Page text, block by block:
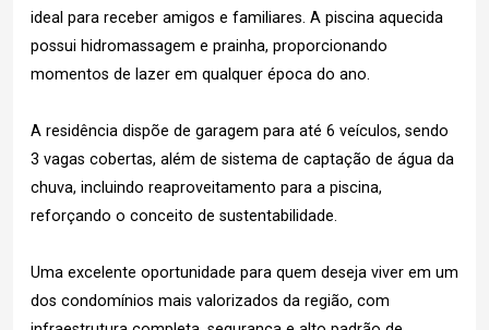
ideal para receber amigos e familiares. A piscina aquecida
possui hidromassagem e prainha, proporcionando
momentos de lazer em qualquer época do ano.
A residência dispõe de garagem para até 6 veículos, sendo
3 vagas cobertas, além de sistema de captação de água da
chuva, incluindo reaproveitamento para a piscina,
reforçando o conceito de sustentabilidade.
Uma excelente oportunidade para quem deseja viver em um
dos condomínios mais valorizados da região, com